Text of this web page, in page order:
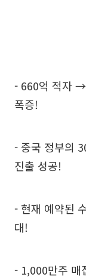
- 660억 적자 →
폭증!
- 중국 정부의
진출 성공!
- 현재 예약된
대!
- 1,000만주 매